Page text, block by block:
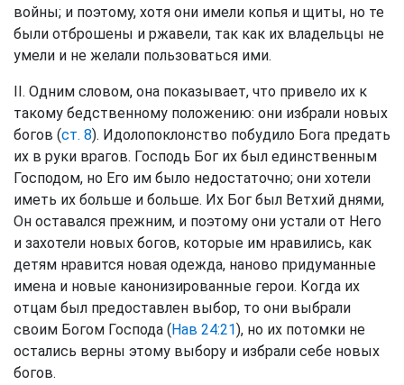
войны; и поэтому, хотя они имели копья и щиты, но те
были отброшены и ржавели, так как их владельцы не
умели и не желали пользоваться ими.
II. Одним словом, она показывает, что привело их к
такому бедственному положению: они избрали новых
богов (ст. 8). Идолопоклонство побудило Бога предать
их в руки врагов. Господь Бог их был единственным
Господом, но Его им было недостаточно; они хотели
иметь их больше и больше. Их Бог был Ветхий днями,
Он оставался прежним, и поэтому они устали от Него
и захотели новых богов, которые им нравились, как
детям нравится новая одежда, наново придуманные
имена и новые канонизированные герои. Когда их
отцам был предоставлен выбор, то они выбрали
своим Богом Господа (Нав 24:21), но их потомки не
остались верны этому выбору и избрали себе новых
богов.